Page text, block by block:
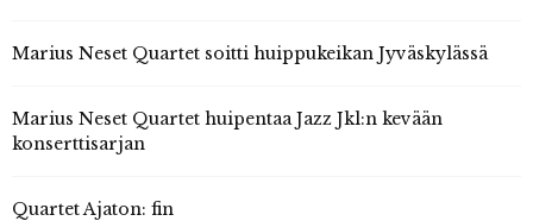
Marius Neset Quartet soitti huippukeikan Jyväskylässä
Marius Neset Quartet huipentaa Jazz Jkl:n kevään
konserttisarjan
Quartet Ajaton: fin